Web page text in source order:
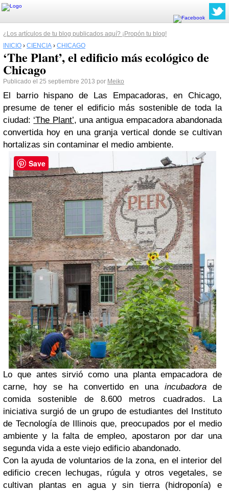
¿Los artículos de tu blog publicados aquí? ¡Propón tu blog!
INICIO › CIENCIA › CHICAGO
‘The Plant’, el edificio más ecológico de
Chicago
Publicado el 25 septiembre 2013 por Meiko
El barrio hispano de Las Empacadoras, en Chicago,
presume de tener el edificio más sostenible de toda la
ciudad: ‘The Plant’, una antigua empacadora abandonada
convertida hoy en una granja vertical donde se cultivan
hortalizas sin contaminar el medio ambiente.
Lo que antes sirvió como una planta empacadora de
carne, hoy se ha convertido en unaincubadora de
comida sostenible de 8.600 metros cuadrados. La
iniciativa surgió de un grupo de estudiantes del Instituto
de Tecnología de Illinois que, preocupados por el medio
ambiente y la falta de empleo, apostaron por dar una
segunda vida a este viejo edificio abandonado.
Con la ayuda de voluntarios de la zona, en el interior del
edificio crecen lechugas, rúgula y otros vegetales, se
cultivan plantas en agua y sin tierra (hidroponía) e
Save